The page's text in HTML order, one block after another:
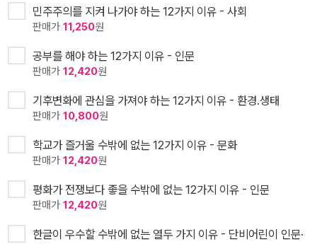
민주주의를 지켜 나가야 하는 12가지 이유 - 사회
판매가 11,250원
공부를 해야 하는 12가지 이유 - 인문
판매가 12,420원
기후변화에 관심을 가져야 하는 12가지 이유 - 환경.생태
판매가 10,800원
학교가 즐거울 수밖에 없는 12가지 이유 - 문화
판매가 12,420원
평화가 전쟁보다 좋을 수밖에 없는 12가지 이유 - 인문
판매가 12,420원
한글이 우수할 수밖에 없는 열두 가지 이유 - 단비어린이 인문·